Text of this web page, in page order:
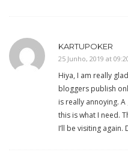
KARTUPOKER
25 Junho, 2019 at
Hiya, I am really
bloggers publish
is really annoying.
this is what I need.
I’ll be visiting